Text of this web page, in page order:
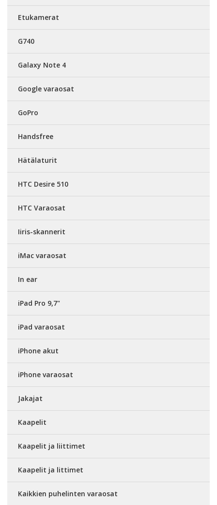
Etukamerat
G740
Galaxy Note 4
Google varaosat
GoPro
Handsfree
Hätälaturit
HTC Desire 510
HTC Varaosat
Iiris-skannerit
iMac varaosat
In ear
iPad Pro 9,7"
iPad varaosat
iPhone akut
iPhone varaosat
Jakajat
Kaapelit
Kaapelit ja liittimet
Kaapelit ja littimet
Kaikkien puhelinten varaosat